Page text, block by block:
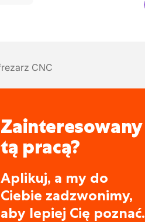
CNC
Zainteresowany
tą pracą?
Aplikuj, a my do
Ciebie zadzwonimy,
aby lepiej Cię poznać.